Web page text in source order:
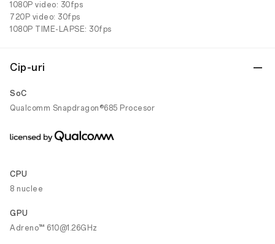
1080P video: 30fps
720P video: 30fps
1080P TIME-LAPSE: 30fps
Cip-uri
SoC
Qualcomm Snapdragon®685 Procesor
CPU
8 nuclee
GPU
Adreno™ 610@1.26GHz